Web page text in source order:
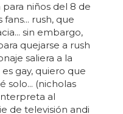
niños del 8 de
rush, que
sin embargo,
quejarse a rush
saliera a la
gay, quiero que
solo... (nicholas
al
de televisión andi